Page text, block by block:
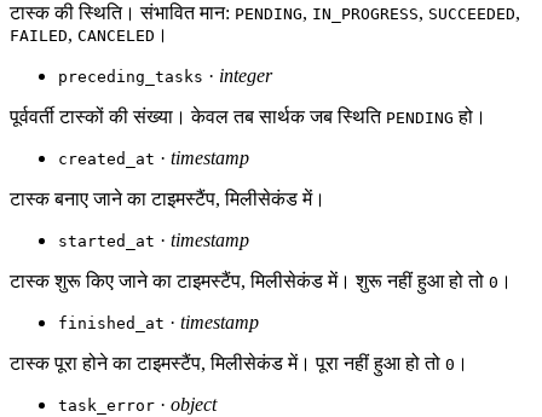
टास्क की स्थिति। संभावित मान: PENDING, IN_PROGRESS, SUCCEEDED,
FAILED, CANCELED ।
preceding_tasks · integer
पूर्ववर्ती टास्कों की संख्या। केवल तब सार्थक जब स्थिति PENDING हो।
created_at · timestamp
टास्क बनाए जाने का टाइमस्टैंप, मिलीसेकंड में।
started_at · timestamp
टास्क शुरू किए जाने का टाइमस्टैंप, मिलीसेकंड में। शुरू नहीं हुआ हो तो 0 ।
finished_at · timestamp
टास्क पूरा होने का टाइमस्टैंप, मिलीसेकंड में। पूरा नहीं हुआ हो तो 0 ।
task_error · object